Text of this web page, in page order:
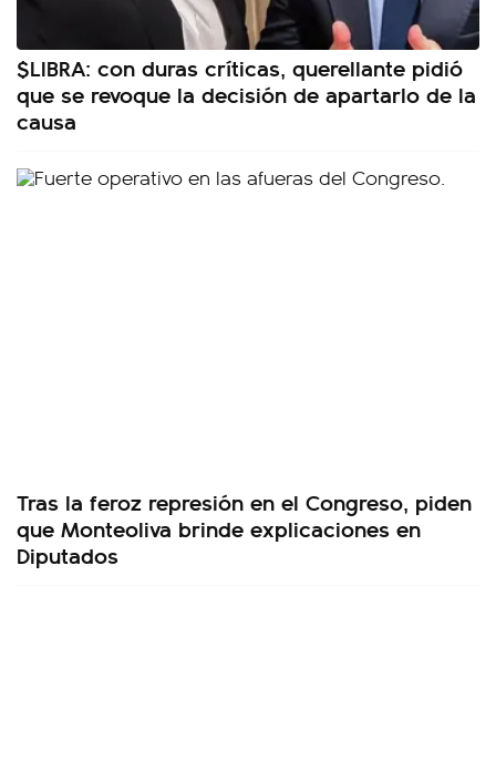
$LIBRA: con duras críticas, querellante pidió
que se revoque la decisión de apartarlo de la
causa
Tras la feroz represión en el Congreso, piden
que Monteoliva brinde explicaciones en
Diputados